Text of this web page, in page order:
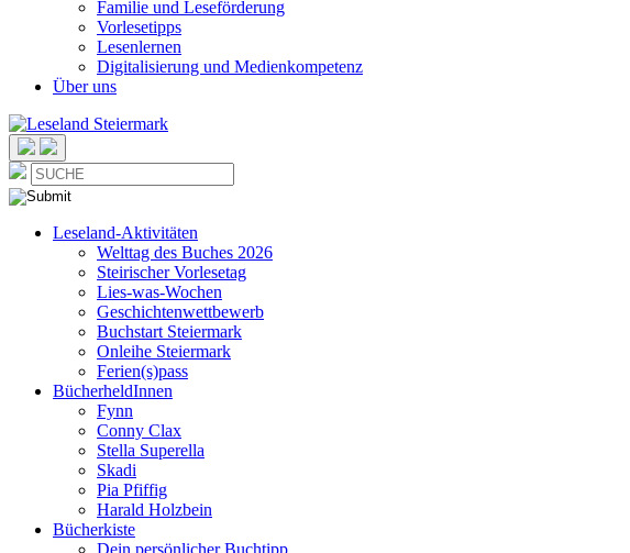
Familie und Leseförderung
Vorlesetipps
Lesenlernen
Digitalisierung und Medienkompetenz
Über uns
Leseland-Aktivitäten
Welttag des Buches 2026
Steirischer Vorlesetag
Lies-was-Wochen
Geschichtenwettbewerb
Buchstart Steiermark
Onleihe Steiermark
Ferien(s)pass
BücherheldInnen
Fynn
Conny Clax
Stella Superella
Skadi
Pia Pfiffig
Harald Holzbein
Bücherkiste
Dein persönlicher Buchtipp